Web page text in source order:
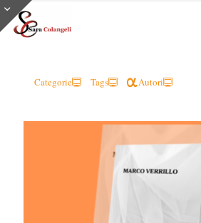
Categorie Tags Autori